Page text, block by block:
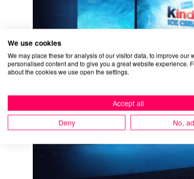
We use cookies
We may place these for analysis of our visitor data, to improve our
personalised content and to give you a great website experience.
about the cookies we use open the settings.
Accept all
Deny
No,